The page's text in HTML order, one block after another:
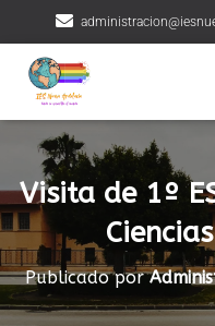
Visita de 1º
Publicado por